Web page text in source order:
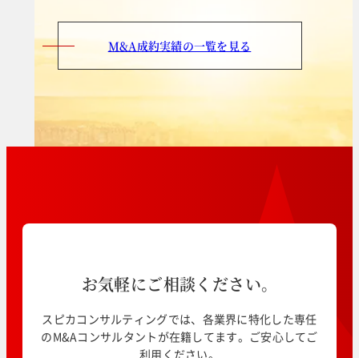
M&A成約実績の一覧を見る
お気軽にご相談ください。
スピカコンサルティングでは、各業界に特化した専任
のM&Aコンサルタントが在籍してます。ご安心してご
利用ください。